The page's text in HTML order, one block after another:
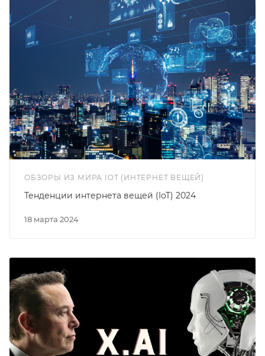
ОБЗОРЫ ИЗ МИРА IOT (ИНТЕРНЕТ ВЕЩЕЙ)
18 марта 2024
Тенденции интернета вещей (IoT) 2024